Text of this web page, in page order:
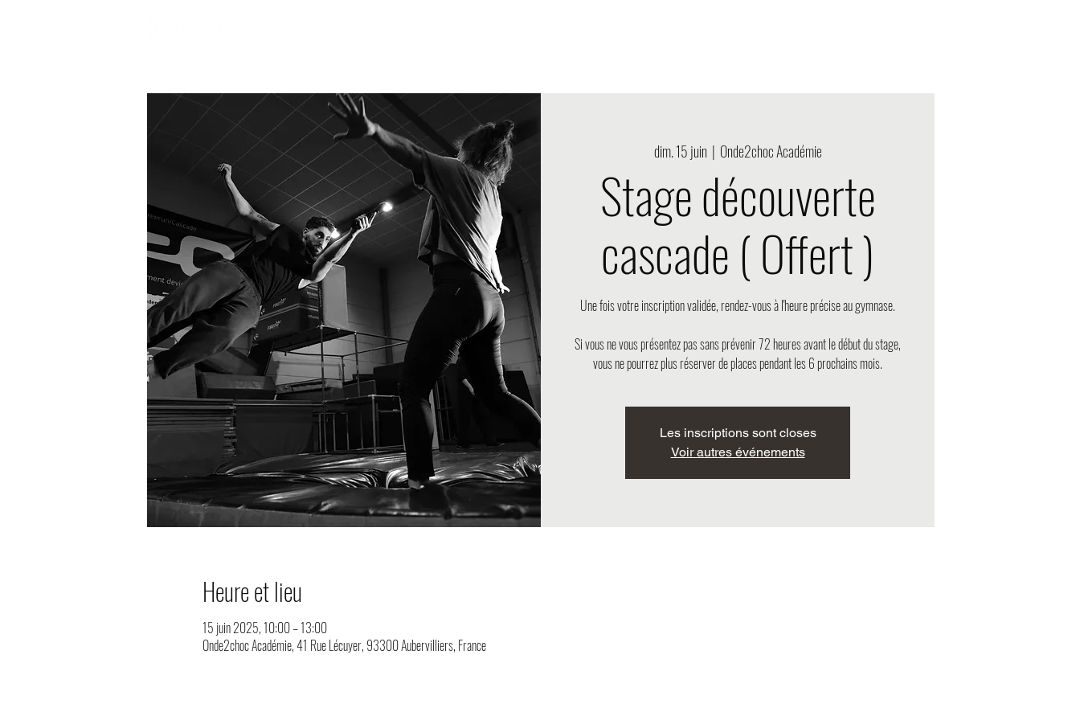
dim. 15 juin
  |
Onde2choc Académie
Stage découverte
cascade ( Offert )
Une fois votre inscription validée, rendez-vous à l'heure précise au gymnase.
Si vous ne vous présentez pas sans prévenir 72 heures avant le début du stage,
vous ne pourrez plus réserver de places pendant les 6 prochains mois.
Les inscriptions sont closes
Voir autres événements
Heure et lieu
15 juin 2025, 10:00 – 13:00
Onde2choc Académie, 41 Rue Lécuyer, 93300 Aubervilliers, France